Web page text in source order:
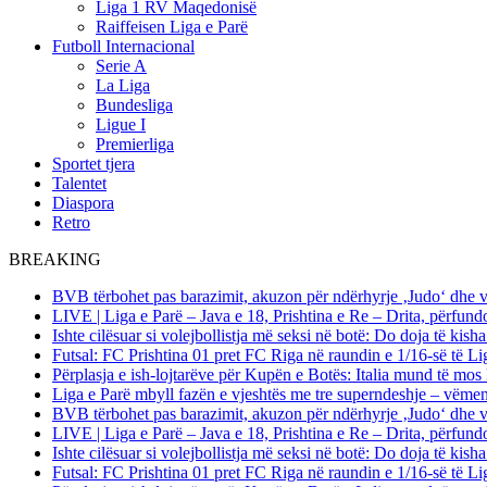
Liga 1 RV Maqedonisë
Raiffeisen Liga e Parë
Futboll Internacional
Serie A
La Liga
Bundesliga
Ligue I
Premierliga
Sportet tjera
Talentet
Diaspora
Retro
BREAKING
BVB tërbohet pas barazimit, akuzon për ndërhyrje ‚Judo‘ dhe
LIVE | Liga e Parë – Java e 18, Prishtina e Re – Drita,
Ishte cilësuar si volejbollistja më seksi në botë: Do doja të
Futsal: FC Prishtina 01 pret FC Riga në raundin e 1/16-së të
Përplasja e ish-lojtarëve për Kupën e Botës: Italia mund të
Liga e Parë mbyll fazën e vjeshtës me tre superndeshje –
BVB tërbohet pas barazimit, akuzon për ndërhyrje ‚Judo‘ dhe
LIVE | Liga e Parë – Java e 18, Prishtina e Re – Drita,
Ishte cilësuar si volejbollistja më seksi në botë: Do doja të
Futsal: FC Prishtina 01 pret FC Riga në raundin e 1/16-së të